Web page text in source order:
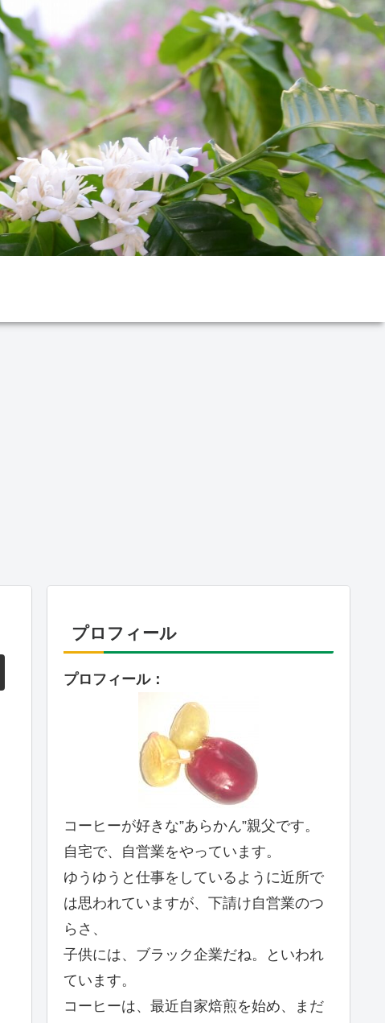
プロフィール
プロフィール：
コーヒーが好きな”あらかん”親父です。
自宅で、自営業をやっています。
ゆうゆうと仕事をしているように近所で
は思われていますが、下請け自営業のつ
らさ、
子供には、ブラック企業だね。といわれ
ています。
コーヒーは、最近自家焙煎を始め、まだ